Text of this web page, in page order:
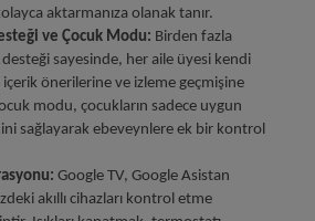
aktarmanıza olanak tanır.
ve Çocuk Modu: Birden fazla
desteği sayesinde, her aile üyesi kendi
önerilerine ve izleme geçmişine
modu, çocukların sadece uygun
sağlayarak ebeveynlere ek bir kontrol
Google TV, Google Asistan
akıllı cihazları kontrol etme